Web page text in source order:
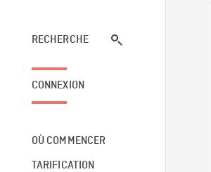
RECHERCHE
CONNEXION
OÙ COMMENCER
TARIFICATION